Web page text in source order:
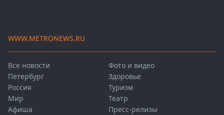
WWW.METRONEWS.RU
Все новости
Петербург
Россия
Мир
Афиша
Фото и видео
Здоровье
Туризм
Театр
Пресс-релизы